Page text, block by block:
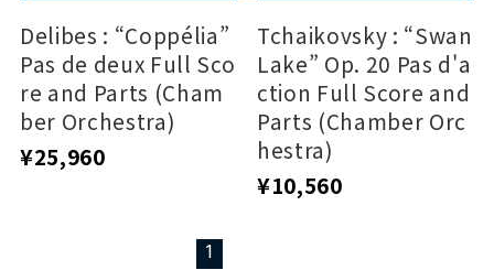
Delibes : “Coppélia”
Pas de deux Full Sco
re and Parts (Cham
ber Orchestra)
¥25,960
Tchaikovsky : “Swan
Lake” Op. 20 Pas d'a
ction Full Score and
Parts (Chamber Orc
hestra)
¥10,560
1